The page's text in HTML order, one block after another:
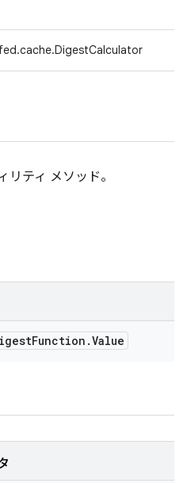
リティ メソッド。
Function .Value